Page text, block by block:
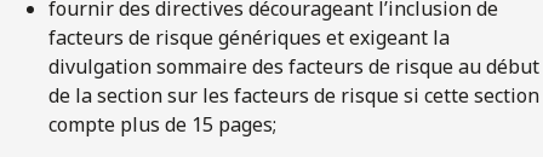
fournir des directives décourageant l’inclusion de
facteurs de risque génériques et exigeant la
divulgation sommaire des facteurs de risque au début
de la section sur les facteurs de risque si cette section
compte plus de 15 pages;